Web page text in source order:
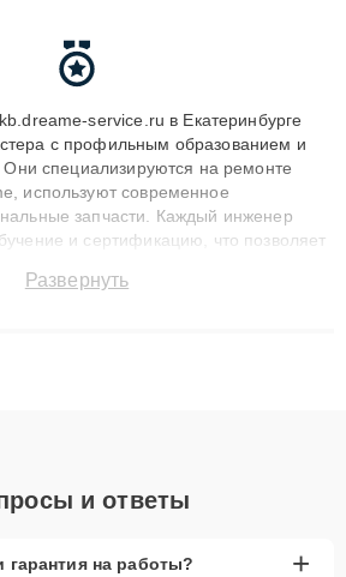
service.ru в Екатеринбурге
с профильным образованием и
специализируются на ремонте
используют современное
запчасти. Каждый инженер
и сертификацию, что позволяет
гарантии до 3 лет. Наши мастера
Развернуть
и ответы
на работы? +